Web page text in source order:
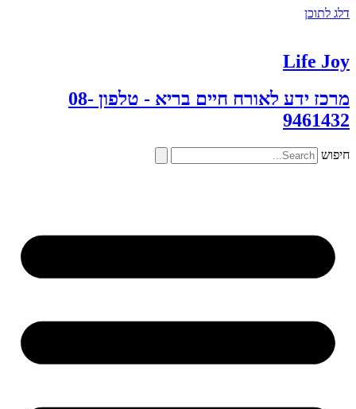
דלג לתוכן
Life Joy
מרכז ידע לאורח חיים בריא - טלפון 08-
9461432
חיפוש